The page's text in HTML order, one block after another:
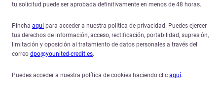
tu solicitud puede ser aprobada definitivamente en menos de 48 horas.
Pincha aquí para acceder a nuestra política de privacidad. Puedes ejercer
tus derechos de información, acceso, rectificación, portabilidad, supresión,
limitación y oposición al tratamiento de datos personales a través del
correo dpo@younited-credit.es.
Puedes acceder a nuestra política de cookies haciendo clic aquí.